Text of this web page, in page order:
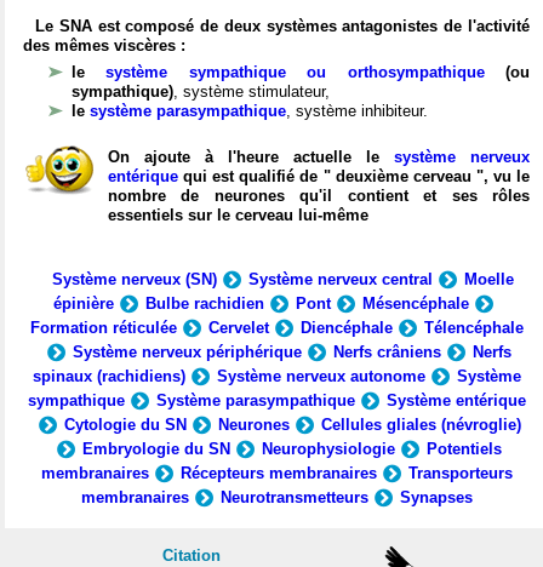
Le SNA est composé de deux systèmes antagonistes de l'activité
des mêmes viscères :
lesystème sympathique ou orthosympathique(ou
sympathique), système stimulateur,
le système parasympathique, système inhibiteur.
On ajoute à l'heure actuelle le système nerveux
entérique qui est qualifié de " deuxième cerveau ", vu le
nombre de neurones qu'il contient et ses rôles
essentiels sur le cerveau lui-même
Système nerveux (SN) Système nerveux central
Moelle
épinière
Bulbe rachidien Pont
Mésencéphale
Formation réticulée
Cervelet Diencéphale
Télencéphale
Système nerveux périphérique
Nerfs crâniens
Nerfs
spinaux (rachidiens)
Système nerveux autonome
Système
sympathique
Système parasympathique
Système entérique
Cytologie du SN
Neurones
Cellules gliales (névroglie)
Embryologie du SN
Neurophysiologie
Potentiels
membranaires
Récepteurs membranaires
Transporteurs
membranaires
Neurotransmetteurs Synapses
Citation